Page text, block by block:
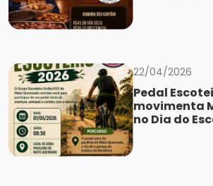
22/04/2026
Pedal
movimenta
no Dia do